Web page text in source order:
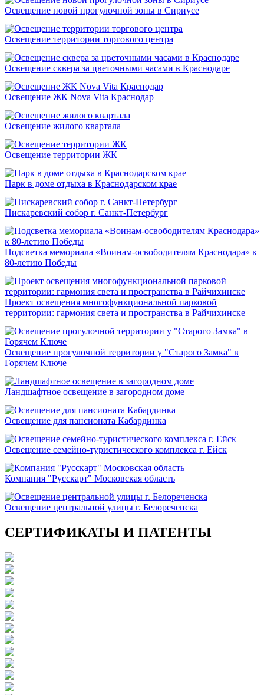
Освещение новой прогулочной зоны в Сириусе
Освещение территории торгового центра
Освещение сквера за цветочными часами в Краснодаре
Освещение ЖК Nova Vita Краснодар
Освещение жилого квартала
Освещение территории ЖК
Парк в доме отдыха в Краснодарском крае
Пискаревский собор г. Санкт-Петербург
Подсветка мемориала «Воинам-освободителям Краснодара» к
80-летию Победы
Проект освещения многофункциональной парковой
территории: гармония света и пространства в Райчихинске
Освещение прогулочной территории у "Старого Замка" в
Горячем Ключе
Ландшафтное освещение в загородном доме
Освещение для пансионата Кабардинка
Освещение семейно-туристического комплекса г. Ейск
Компания "Русскарт" Московская область
Освещение центральной улицы г. Белореченска
СЕРТИФИКАТЫ И ПАТЕНТЫ